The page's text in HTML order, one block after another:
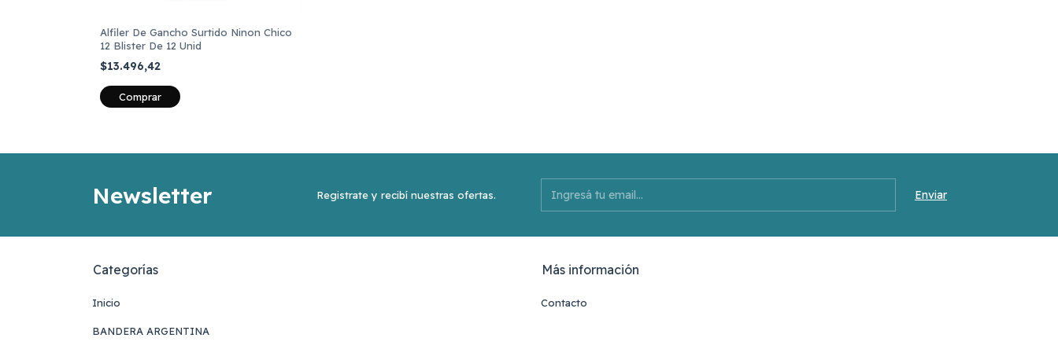
Alfiler De Gancho Surtido Ninon Chico
12 Blister De 12 Unid
$13.496,42
Newsletter Registrate y recibí nuestras ofertas.
Categorías
Inicio
BANDERA ARGENTINA
Más información
Contacto